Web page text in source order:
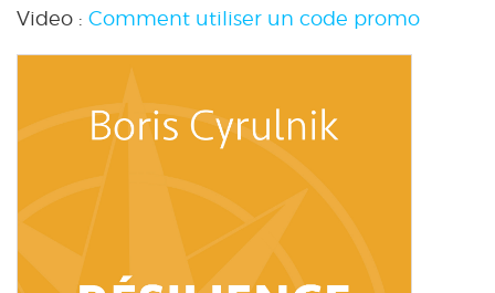
Video : Comment utiliser un code promo